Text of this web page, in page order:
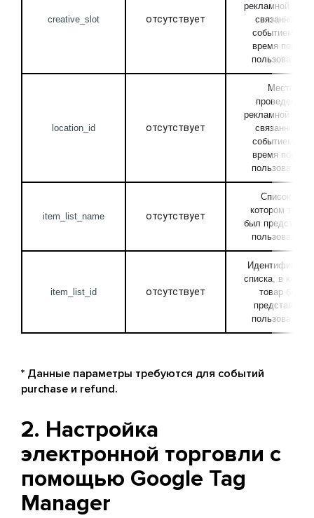
creative_slot отсутствует
рекламной
связанной с
событием, во
время показа
пользователю
location_id отсутствует
Место
проведения
рекламной
связанной с
событием, во
время показа
пользователю
item_list_name отсутствует
Список, в
котором товар
был
пользователю
item_list_id отсутствует
Идентификатор
списка, в
товар был
представлен
пользователю
* Данные параметры требуются для событий
purchase и refund.
2. Настройка
электронной торговли с
помощью Google Tag
Manager